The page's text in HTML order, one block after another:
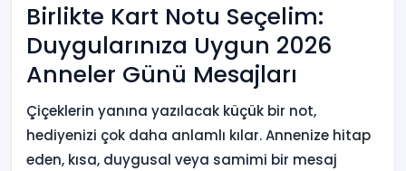
Birlikte Kart Notu Seçelim:
Duygularınıza Uygun 2026
Anneler Günü Mesajları
Çiçeklerin yanına yazılacak küçük bir not,
hediyenizi çok daha anlamlı kılar. Annenize hitap
eden, kısa, duygusal veya samimi bir mesaj